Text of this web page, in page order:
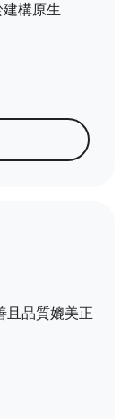
構原生
且品質媲美正